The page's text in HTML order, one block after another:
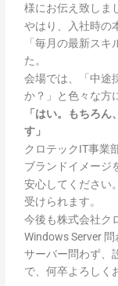
様にお伝え致しま
やはり、入社時の
「毎月の最新ス
た。
会場では、「中途
か？」と色々な方
「はい。もちろ
す」
クロテックIT事業
ブランドイメージ
安心してください
受けられます。
今後も株式会社ク
Windows Server
サーバー問わず、
で、何卒よろしく